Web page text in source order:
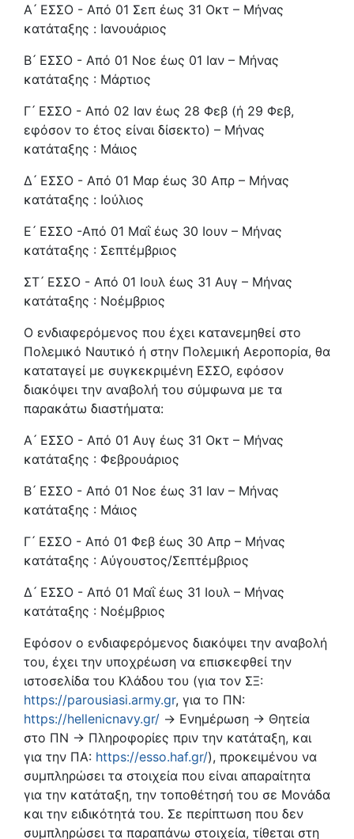
Α ́ ΕΣΣΟ - Από 01 Σεπ έως 31 Οκτ – Μήνας
κατάταξης : Ιανουάριος
Β ́ ΕΣΣΟ - Από 01 Νοε έως 01 Ιαν – Μήνας
κατάταξης : Μάρτιος
Γ ́ ΕΣΣΟ - Από 02 Ιαν έως 28 Φεβ (ή 29 Φεβ,
εφόσον το έτος είναι δίσεκτο) – Μήνας
κατάταξης : Μάιος
Δ ́ ΕΣΣΟ - Από 01 Μαρ έως 30 Απρ – Μήνας
κατάταξης : Ιούλιος
Ε ́ ΕΣΣΟ -Από 01 Μαΐ έως 30 Ιουν – Μήνας
κατάταξης : Σεπτέμβριος
ΣΤ ́ ΕΣΣΟ - Από 01 Ιουλ έως 31 Αυγ – Μήνας
κατάταξης : Νοέμβριος
Ο ενδιαφερόμενος που έχει κατανεμηθεί στο
Πολεμικό Ναυτικό ή στην Πολεμική Αεροπορία, θα
καταταγεί με συγκεκριμένη ΕΣΣΟ, εφόσον
διακόψει την αναβολή του σύμφωνα με τα
παρακάτω διαστήματα:
Α ́ ΕΣΣΟ - Από 01 Αυγ έως 31 Οκτ – Μήνας
κατάταξης : Φεβρουάριος
Β ́ ΕΣΣΟ - Από 01 Νοε έως 31 Ιαν – Μήνας
κατάταξης : Μάιος
Γ ́ ΕΣΣΟ - Από 01 Φεβ έως 30 Απρ – Μήνας
κατάταξης : Αύγουστος/Σεπτέμβριος
Δ ́ ΕΣΣΟ - Από 01 Μαΐ έως 31 Ιουλ – Μήνας
κατάταξης : Νοέμβριος
Εφόσον ο ενδιαφερόμενος διακόψει την αναβολή
του, έχει την υποχρέωση να επισκεφθεί την
ιστοσελίδα του Κλάδου του (για τον ΣΞ:
https://parousiasi.army.gr, για το ΠΝ:
https://hellenicnavy.gr/ → Ενημέρωση → Θητεία
στο ΠΝ → Πληροφορίες πριν την κατάταξη, και
για την ΠΑ: https://esso.haf.gr/), προκειμένου να
συμπληρώσει τα στοιχεία που είναι απαραίτητα
για την κατάταξη, την τοποθέτησή του σε Μονάδα
και την ειδικότητά του. Σε περίπτωση που δεν
συμπληρώσει τα παραπάνω στοιχεία, τίθεται στη